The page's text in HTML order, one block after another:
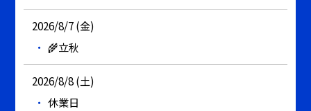
2026/8/7 (金)
🌾立秋
2026/8/8 (土)
休業日